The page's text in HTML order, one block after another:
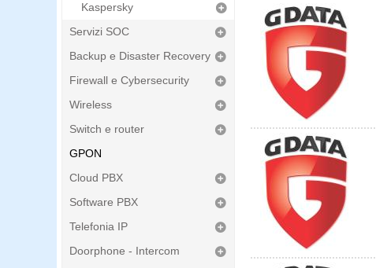
Kaspersky
Servizi SOC
Backup e Disaster Recovery
Firewall e Cybersecurity
Wireless
Switch e router
GPON
Cloud PBX
Software PBX
Telefonia IP
Doorphone - Intercom